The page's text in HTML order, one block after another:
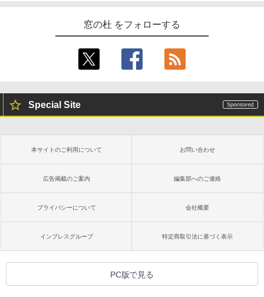
窓の杜 をフォローする
Special Site
本サイトのご利用について お問い合わせ
広告掲載のご案内 編集部へのご連絡
プライバシーについて 会社概要
インプレスグループ 特定商取引法に基づく表示
PC版で見る